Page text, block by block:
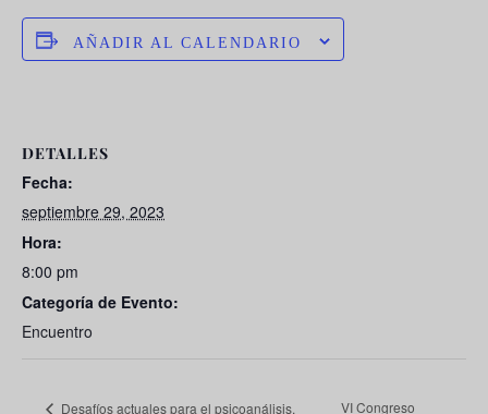
AÑADIR AL CALENDARIO
DETALLES
Fecha:
septiembre 29, 2023
Hora:
8:00 pm
Categoría de Evento:
Encuentro
Desafíos actuales para el psicoanálisis. VI Congreso